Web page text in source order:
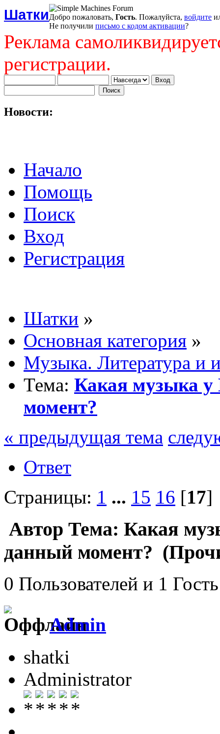
ШаткиДобро пожаловать, Гость. Пожалуйста, войдите
Не получили письмо с кодом активации?
Реклама
регистрации.
Новости:
Начало
Помощь
Поиск
Вход
Регистрация
Шатки »
Основная категория »
Музыка. Литература и
Тема: Какая музыка у
момент?
« предыдущая тема
Ответ
Страницы: 1 ... 15 16 [17
Автор Тема: Какая
данный момент?
0 Пользователей и 1
Admin
shatki
Administrator